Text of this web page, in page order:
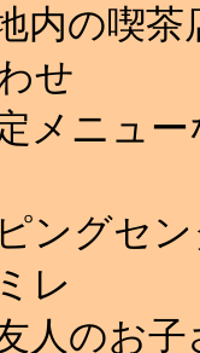
内の喫
せ
メニュ
ングセ
レ
人のお